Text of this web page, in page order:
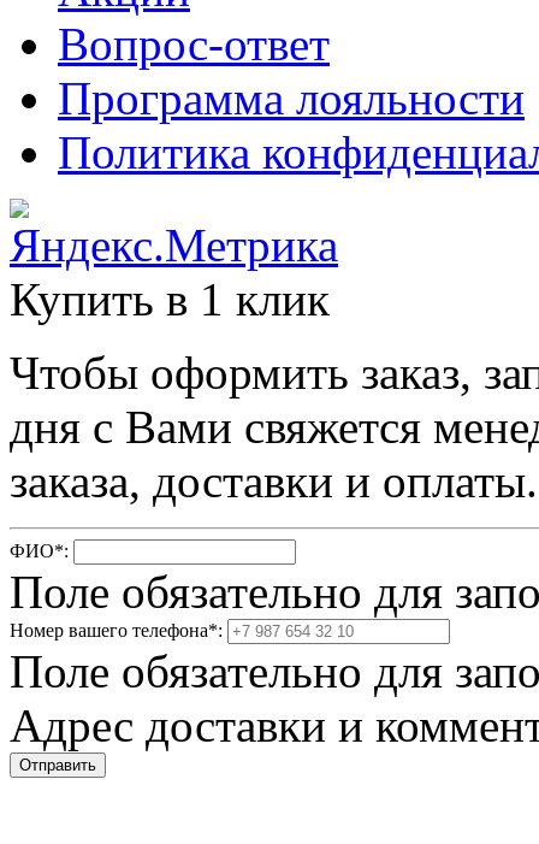
Вопрос-ответ
Программа лояльности
Политика
Купить в 1 клик
Чтобы оформить заказ,
дня с Вами свяжется
заказа, доставки и оплаты.
ФИО*:
Поле обязательно для
Номер вашего телефона*:
Поле обязательно для
Адрес доставки и